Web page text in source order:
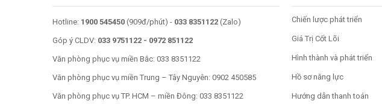
Hotline: 1900 545450 (909đ/phút) - 033 8351122 (Zalo)
Góp ý CLDV: 033 9751122 - 0972 851122
Văn phòng phục vụ miền Bắc: 033 8351122
Văn phòng phục vụ miền Trung – Tây Nguyên: 0902 450585
Văn phòng phục vụ TP. HCM – miền Đông: 033 8351122
Chiến lược phát triển
Giá Trị Cốt Lõi
Hình thành và phát triển
Hồ sơ năng lực
Hướng dẫn thanh toán